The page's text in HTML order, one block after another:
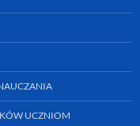
UCZNIOM